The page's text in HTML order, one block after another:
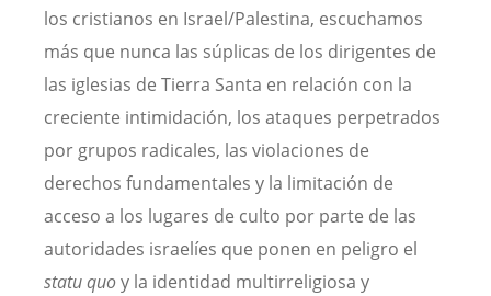
los cristianos en Israel/Palestina, escuchamos
más que nunca las súplicas de los dirigentes de
las iglesias de Tierra Santa en relación con la
creciente intimidación, los ataques perpetrados
por grupos radicales, las violaciones de
derechos fundamentales y la limitación de
acceso a los lugares de culto por parte de las
autoridades israelíes que ponen en peligro el
statu quoy la identidad multirreligiosa y